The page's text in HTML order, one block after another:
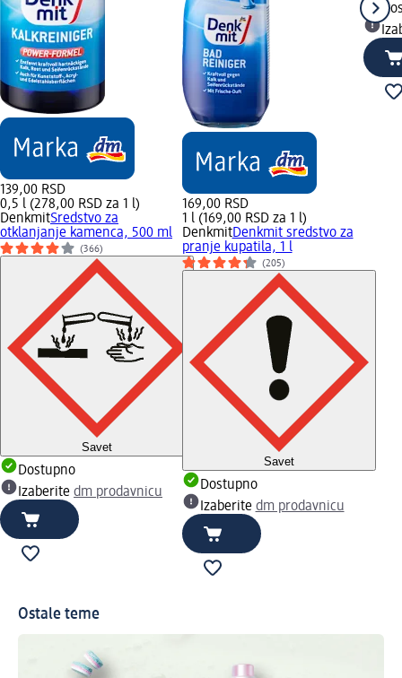
139,00 RSD
0,5 l (278,00 RSD za 1 l)
DenkmitSredstvo za
otklanjanje kamenca, 500 ml
(366)
Savet
Dostupno
Izaberite dm prodavnicu
169,00 RSD
1 l (169,00 RSD za 1 l)
DenkmitDenkmit sredstvo za
pranje kupatila, 1 l
(205)
Savet
Dostupno
Izaberite dm prodavnicu
Ostale teme